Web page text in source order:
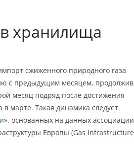
в хранилища
сжиженного природного газа
с предыдущим месяцем, продолжив
месяц подряд после достижения
в марте. Такая динамика следует
», основанных на данных ассоциации
Европы (Gas Infrastructure